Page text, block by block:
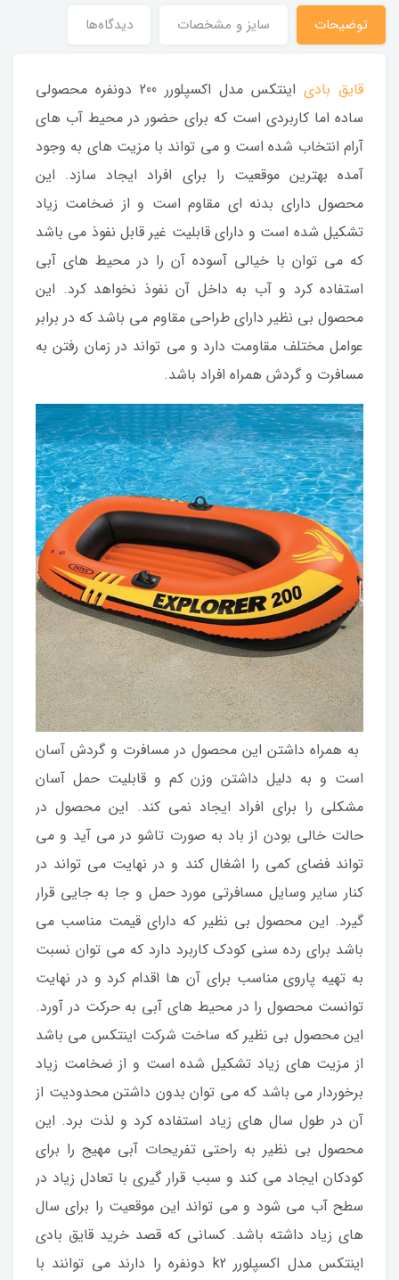
توضیحات سایز و مشخصات دیدگاه‌ها
قایق بادی
اینتکس مدل اکسپلورر 200 دونفره محصولی
ساده اما کاربردی است که برای حضور در محیط آب های
آرام انتخاب شده است و می تواند با مزیت های به وجود
آمده بهترین موقعیت را برای افراد ایجاد سازد. این
محصول دارای بدنه ای مقاوم است و از ضخامت زیاد
تشکیل شده است و دارای قابلیت غیر قابل نفوذ می باشد
که می توان با خیالی آسوده آن را در محیط های آبی
استفاده کرد و آب به داخل آن نفوذ نخواهد کرد. این
محصول بی نظیر دارای طراحی مقاوم می باشد که در برابر
عوامل مختلف مقاومت دارد و می تواند در زمان رفتن به
مسافرت و گردش همراه افراد باشد.
به همراه داشتن این محصول در مسافرت و گردش آسان
است و به دلیل داشتن وزن کم و قابلیت حمل آسان
مشکلی را برای افراد ایجاد نمی کند. این محصول در
حالت خالی بودن از باد به صورت تاشو در می آید و می
تواند فضای کمی را اشغال کند و در نهایت می تواند در
کنار سایر وسایل مسافرتی مورد حمل و جا به جایی قرار
گیرد. این محصول بی نظیر که دارای قیمت مناسب می
باشد برای رده سنی کودک کاربرد دارد که می توان نسبت
به تهیه پاروی مناسب برای آن ها اقدام کرد و در نهایت
توانست محصول را در محیط های آبی به حرکت در آورد.
این محصول بی نظیر که ساخت شرکت اینتکس می باشد
از مزیت های زیاد تشکیل شده است و از ضخامت زیاد
برخوردار می باشد که می توان بدون داشتن محدودیت از
آن در طول سال های زیاد استفاده کرد و لذت برد. این
محصول بی نظیر به راحتی تفریحات آبی مهیج را برای
کودکان ایجاد می کند و سبب قرار گیری با تعادل زیاد در
سطح آب می شود و می تواند این موقعیت را برای سال
های زیاد داشته باشد. کسانی که قصد خرید قایق بادی
اینتکس مدل اکسپلورر k2 دونفره را دارند می توانند با